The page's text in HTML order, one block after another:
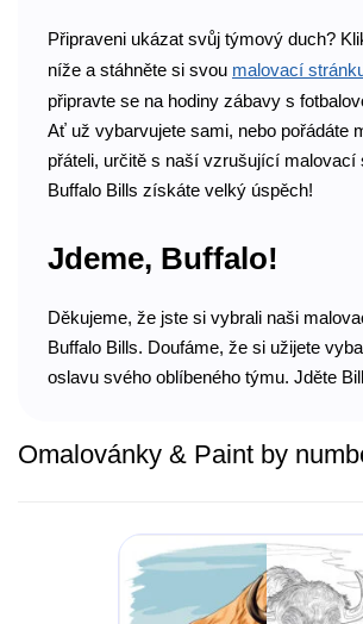
Připraveni ukázat svůj týmový duch?
níže a stáhněte si svou malovací
připravte se na hodiny zábavy s
Ať už vybarvujete sami, nebo pořádáte
přáteli, určitě s naší vzrušující malovací
Buffalo Bills získáte velký úspěch!
Jdeme, Buffalo!
Děkujeme, že jste si vybrali naši
Buffalo Bills. Doufáme, že si užijete
oslavu svého oblíbeného týmu. Jděte
Omalovánky & Paint by